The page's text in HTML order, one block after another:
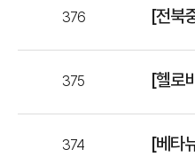
376 [전북
375 [헬로
374 [베타